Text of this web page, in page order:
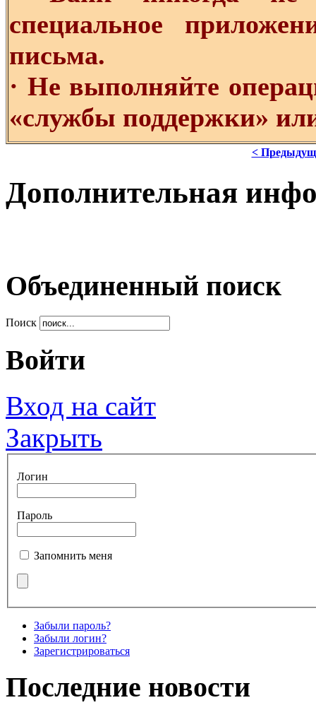
специальное
письма.
· Не выполняйте
«службы поддержки»
<
Дополнительная
Объединенный поиск
Поиск
Войти
Вход на сайт
Закрыть
Логин
Пароль
Запомнить меня
Забыли пароль?
Забыли логин?
Зарегистрироваться
Последние новости